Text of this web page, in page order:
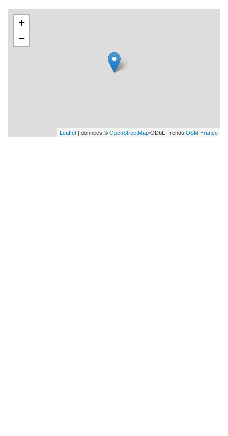
+
−
Leaflet | données ©OpenStreetMap/ODbL - renduOSM France